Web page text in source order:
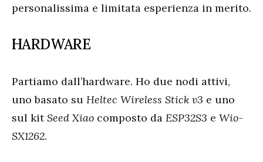
personalissima e limitata esperienza in merito.
HARDWARE
Partiamo dall’hardware. Ho due nodi attivi,
uno basato su Heltec Wireless Stick v3 e uno
sul kitSeed Xiao composto da ESP32S3 e Wio-
SX1262.